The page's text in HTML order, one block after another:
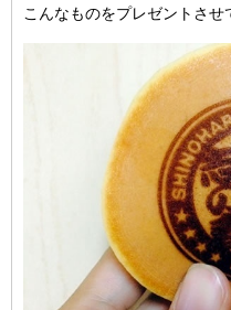
こんなものをプレゼントさせ